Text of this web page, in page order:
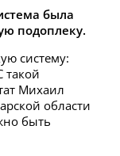
была
подоплеку.
систему:
такой
Михаил
области
быть